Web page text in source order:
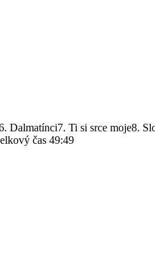
Ti si srce moje8.
čas 49:49